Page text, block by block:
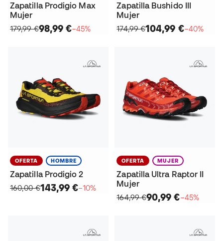
Zapatilla Prodigio Max
Mujer
179,99 €98,99 €−45%
Zapatilla Bushido III
Mujer
174,99 €104,99 €−40%
OFERTA HOMBRE
Zapatilla Prodigio 2
160,00 €143,99 €−10%
OFERTA MUJER
Zapatilla Ultra Raptor II
Mujer
164,99 €90,99 €−45%